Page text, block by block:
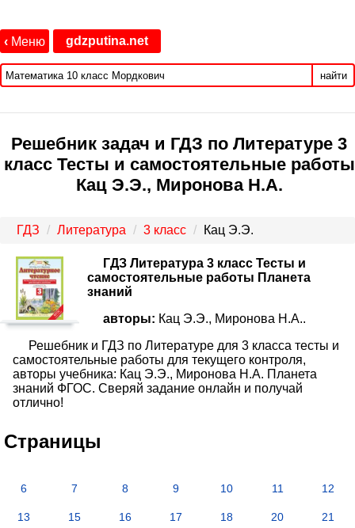
‹ Меню gdzputina.net
найти
Решебник задач и ГДЗ по Литературе 3
класс Тесты и самостоятельные работы
Кац Э.Э., Миронова Н.А.
ГДЗ Литература 3 класс Кац Э.Э.
ГДЗ Литература 3 класс Тесты и
самостоятельные работы Планета
знаний
авторы: Кац Э.Э., Миронова Н.А..
Решебник и ГДЗ по Литературе для 3 класса тесты и
самостоятельные работы для текущего контроля,
авторы учебника: Кац Э.Э., Миронова Н.А. Планета
знаний ФГОС. Сверяй задание онлайн и получай
отлично!
Страницы
6 7 8 9 10 11 12
13 15 16 17 18 20 21